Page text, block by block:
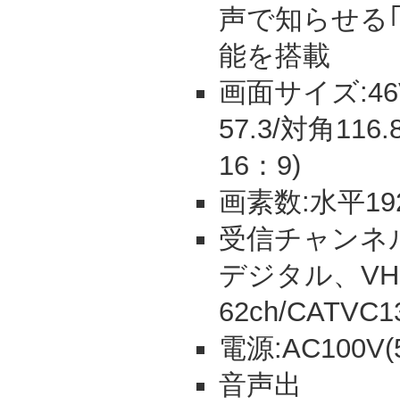
声で知らせる
能を搭載
画面サイズ
57.3/対角
16：9)
画素数:水平
受信チャンネ
デジタル、
62ch/
電源
音声出